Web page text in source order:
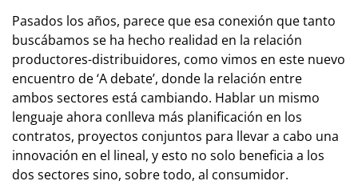
Pasados los años, parece que esa conexión que tanto
buscábamos se ha hecho realidad en la relación
productores-distribuidores, como vimos en este nuevo
encuentro de ‘A debate’, donde la relación entre
ambos sectores está cambiando. Hablar un mismo
lenguaje ahora conlleva más planificación en los
contratos, proyectos conjuntos para llevar a cabo una
innovación en el lineal, y esto no solo beneficia a los
dos sectores sino, sobre todo, al consumidor.